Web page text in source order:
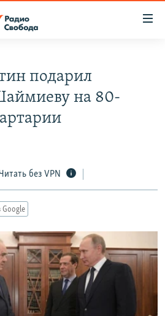
подарил
на 80-
без VPN
Google